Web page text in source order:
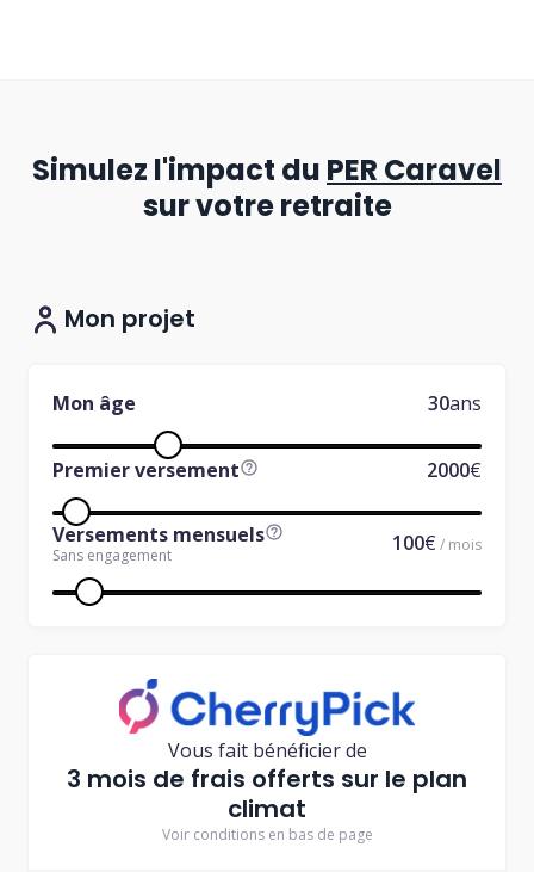
Simulez l'impact du PER Caravel
sur votre retraite
Mon projet
Mon âge 30ans
Premier versement 2000€
Versements mensuels
Sans engagement 100€ / mois
Vous fait bénéficier de
3 mois de frais offerts sur le plan
climat
Voir conditions en bas de page